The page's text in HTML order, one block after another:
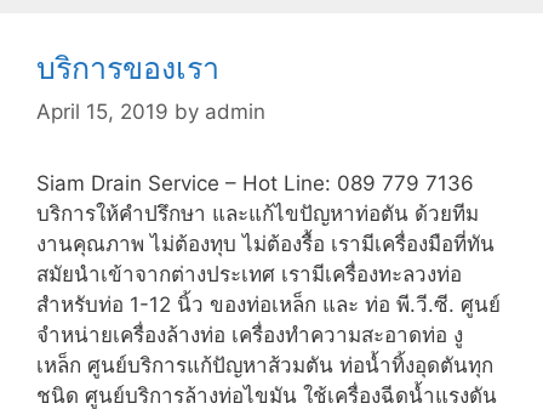
บริการของเรา
April 15, 2019 by admin
Siam Drain Service – Hot Line: 089 779 7136
บริการให้คำปรึกษา และแก้ไขปัญหาท่อตัน ด้วยทีม
งานคุณภาพ ไม่ต้องทุบ ไม่ต้องรื้อ เรามีเครื่องมือที่ทัน
สมัยนำเข้าจากต่างประเทศ เรามีเครื่องทะลวงท่อ
สำหรับท่อ 1-12 นิ้ว ของท่อเหล็ก และ ท่อ พี.วี.ซี. ศูนย์
จำหน่ายเครื่องล้างท่อ เครื่องทำความสะอาดท่อ งู
เหล็ก ศูนย์บริการแก้ปัญหาส้วมตัน ท่อน้ำทิ้งอุดตันทุก
ชนิด ศูนย์บริการล้างท่อไขมัน ใช้เครื่องฉีดน้ำแรงดัน